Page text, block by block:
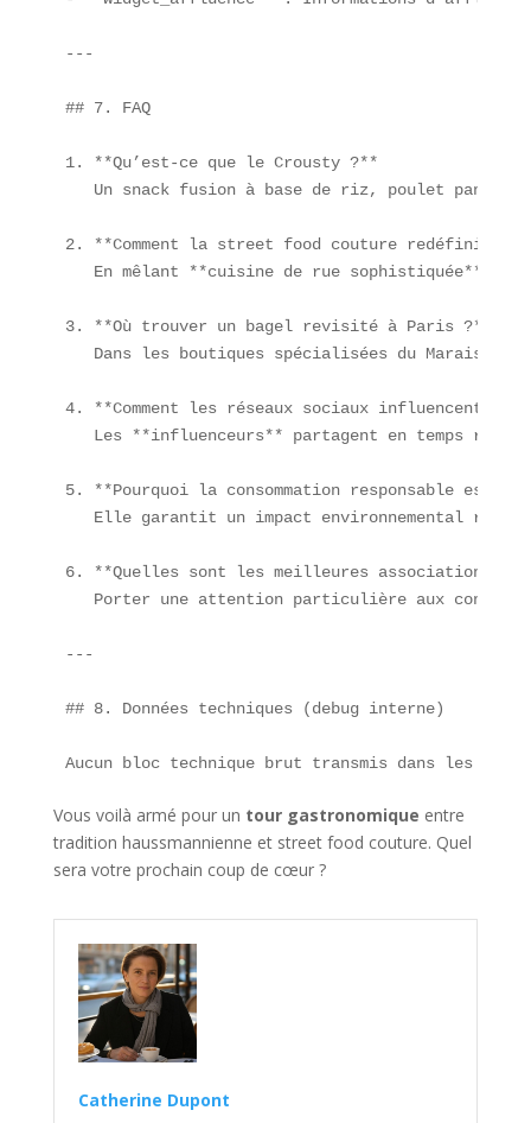
---
## 7. FAQ
1. **Qu’est-ce que le Crousty ?**
Un snack fusion à base de riz, poulet pané
2. **Comment la street food couture redéfinit-
En mêlant **cuisine de rue sophistiquée** et
3. **Où trouver un bagel revisité à Paris ?**
Dans les boutiques spécialisées du Marais, de
4. **Comment les réseaux sociaux influencent-
Les **influenceurs** partagent en temps réel
5. **Pourquoi la consommation responsable
Elle garantit un impact environnemental
6. **Quelles sont les meilleures associations
Porter une attention particulière aux
---
## 8. Données techniques (debug interne)
Aucun bloc technique brut transmis dans les
Vous voilà armé pour un tour gastronomique entre
tradition haussmannienne et street food couture. Quel
sera votre prochain coup de cœur ?
Catherine Dupont